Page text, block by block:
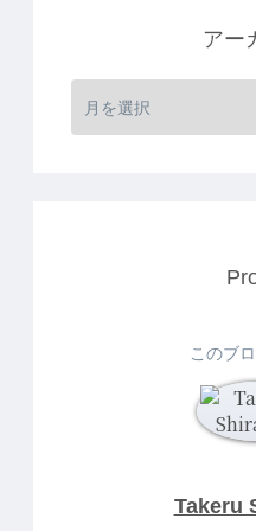
アー
このブ
Takeru